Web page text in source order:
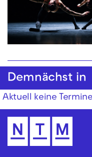
Demnächst in
Aktuell keine